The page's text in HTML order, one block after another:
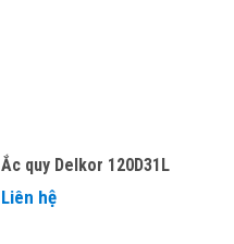
Ắc quy Delkor 120D31L
Liên hệ